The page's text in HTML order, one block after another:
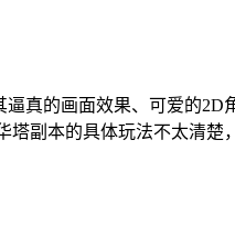
真的画面效果、可爱的
副本的具体玩法不太清